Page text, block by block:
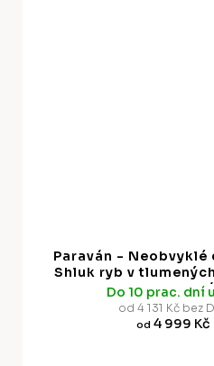
Paraván - Neobvyklé
Shluk ryb v
retro stylu na pozadí
pruhů
Do 10 prac. dní
od 4 131 Kč bez
od 4 999 Kč